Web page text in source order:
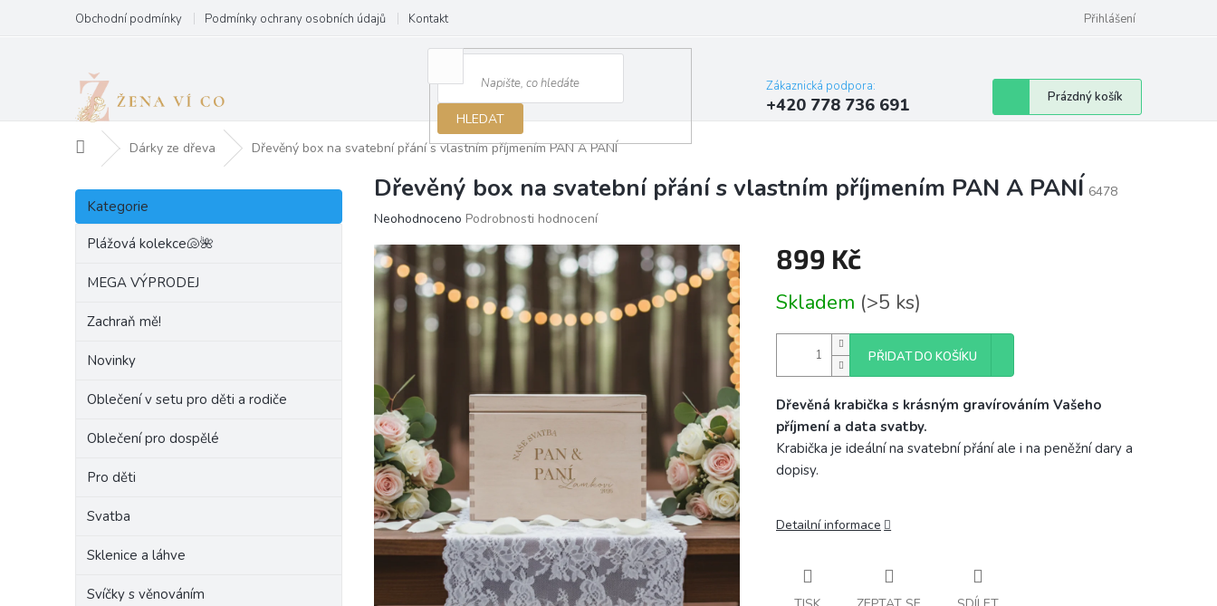
obsah
Obchodní podmínky Podmínky ochrany osobních údajů Kontakt Přihlášení
HLEDAT
Zákaznická podpora:
+420 778 736 691
Nákupní
košík
Prázdný košík
Domů Dárky ze dřeva Dřevěný box na svatební přání s vlastním příjmením PAN A PANÍ
P
s
Přeskočit
kategorie
Kategorie
Plážová kolekce🐚🌺
MEGA VÝPRODEJ
Zachraň mě!
Novinky
Oblečení v setu pro děti a rodiče
Oblečení pro dospělé
Pro děti
Svatba
Sklenice a láhve
Svíčky s věnováním
Dřevěný box na svatební přání s vlastním příjmením PAN A PANÍ 6478
Průměrné
produktu
je
z
5
Neohodnoceno Podrobnosti hodnocení
899 Kč
cena:
Skladem (>5 ks)
PŘIDAT DO KOŠÍKU
Dřevěná krabička s krásným gravírováním Vašeho
příjmení a data svatby.
Krabička je ideální na svatební přání ale i na peněžní dary a
dopisy.
Detailní informace